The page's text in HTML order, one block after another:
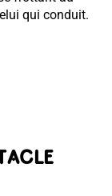
qui conduit.